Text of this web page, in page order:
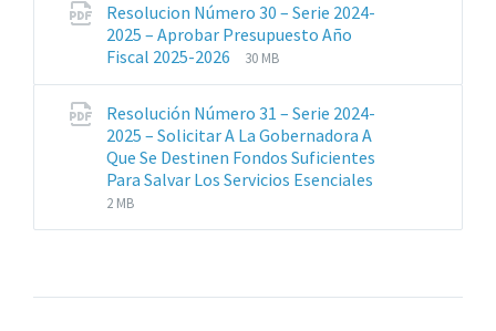
pdf
Resolucion Número 30 – Serie 2024-
2025 – Aprobar Presupuesto Año
Fiscal 2025-2026
Extensiones
pdf
Tamaño
30 MB
Resolución Número 31 – Serie 2024-
2025 – Solicitar A La Gobernadora A
Que Se Destinen Fondos Suficientes
Para Salvar Los Servicios Esenciales
2 MB